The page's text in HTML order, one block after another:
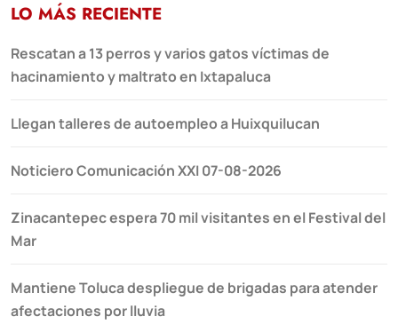
LO MÁS RECIENTE
Rescatan a 13 perros y varios gatos víctimas de
hacinamiento y maltrato en Ixtapaluca
Llegan talleres de autoempleo a Huixquilucan
Noticiero Comunicación XXI 07-08-2026
Zinacantepec espera 70 mil visitantes en el Festival del
Mar
Mantiene Toluca despliegue de brigadas para atender
afectaciones por lluvia